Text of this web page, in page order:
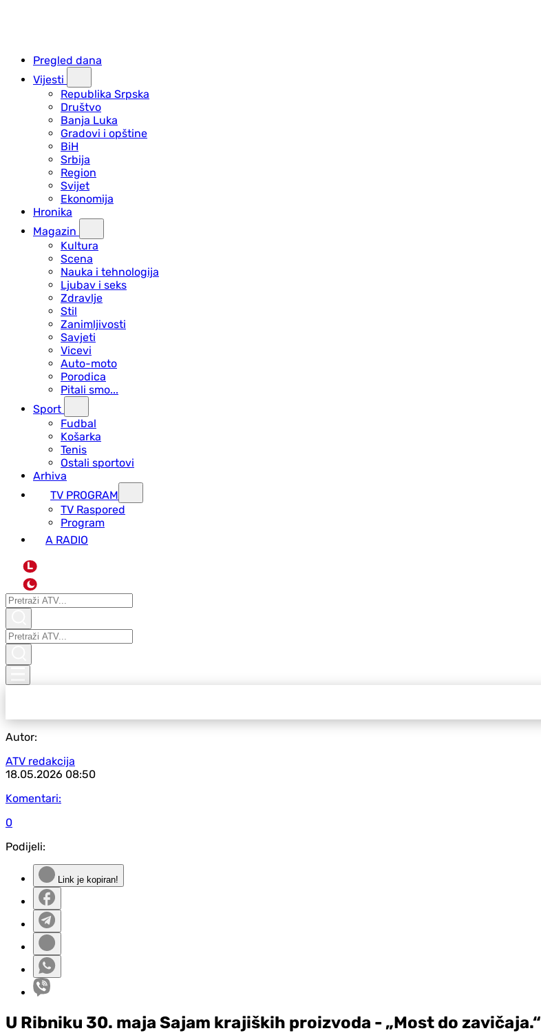
Pregled dana
Vijesti
Republika Srpska
Društvo
Banja Luka
Gradovi i opštine
BiH
Srbija
Region
Svijet
Ekonomija
Hronika
Magazin
Kultura
Scena
Nauka i tehnologija
Ljubav i seks
Zdravlje
Stil
Zanimljivosti
Savjeti
Vicevi
Auto-moto
Porodica
Pitali smo...
Sport
Fudbal
Košarka
Tenis
Ostali sportovi
Arhiva
TV PROGRAM
ТV Raspored
Program
A RADIO
L
Autor:
ATV redakcija
18.05.2026 08:50
Komentari:
0
Podijeli:
Link je kopiran!
U Ribniku 30. maja Sajam krajiških proizvoda - „Most do zavičaja.“